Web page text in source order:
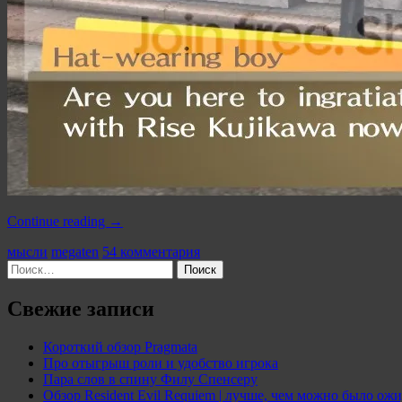
Continue reading «Что
думаю
и
Megami
Tensei
4»
→
Categories:
мысли Tags:
megaten 54 комментария
Найти:
Свежие записи
Короткий обзор Pragmata
Про отыгрыш роли и удобство игрока
Пара слов в спину Филу Спенсеру
Обзор Resident Evil Requiem | лучше, чем можно было